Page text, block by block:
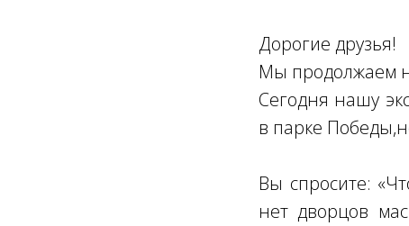
Дорогие друзья!
Мы продолжаем
Сегодня нашу
в парке
Вы спросите:
нет дворцов